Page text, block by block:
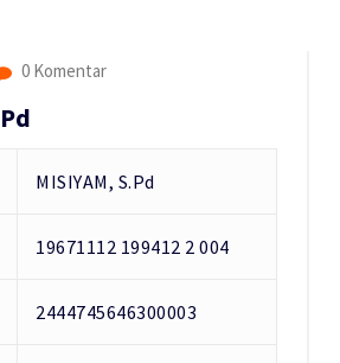
0 Komentar
MISIYAM, S.Pd
19671112 199412 2 004
2444745646300003